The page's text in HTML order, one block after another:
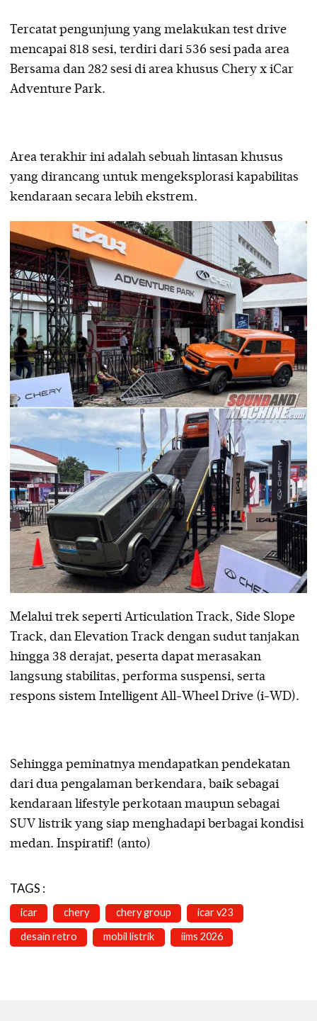
Tercatat pengunjung yang melakukan test drive
mencapai 818 sesi, terdiri dari 536 sesi pada area
Bersama dan 282 sesi di area khusus Chery x iCar
Adventure Park.
Area terakhir ini adalah sebuah lintasan khusus
yang dirancang untuk mengeksplorasi kapabilitas
kendaraan secara lebih ekstrem.
Melalui trek seperti Articulation Track, Side Slope
Track, dan Elevation Track dengan sudut tanjakan
hingga 38 derajat, peserta dapat merasakan
langsung stabilitas, performa suspensi, serta
respons sistem Intelligent All-Wheel Drive (i-WD).
Sehingga peminatnya mendapatkan pendekatan
dari dua pengalaman berkendara, baik sebagai
kendaraan lifestyle perkotaan maupun sebagai
SUV listrik yang siap menghadapi berbagai kondisi
medan. Inspiratif! (anto)
TAGS :
icar chery chery group icar v23
desain retro mobil listrik iims 2026